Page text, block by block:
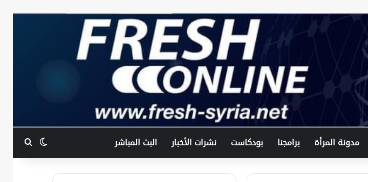
مدونة المرأة برامجنا بودكاست نشرات الأخبار البث المباشر الوضعبحث